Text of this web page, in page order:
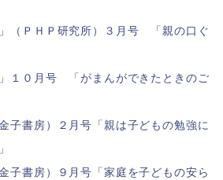
（ＰＨＰ研究所）３月号 「親の口ぐ
１０月号 「がまんができたときのご
子書房）２月号「親は子どもの勉強に
子書房）９月号「家庭を子どもの安ら